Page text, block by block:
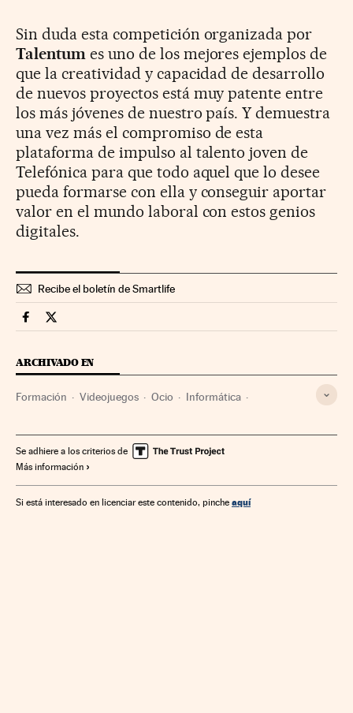
Sin duda esta competición organizada por
Talentumes uno de los mejores ejemplos de
que la creatividad y capacidad de desarrollo
de nuevos proyectos está muy patente entre
los más jóvenes de nuestro país. Y demuestra
una vez más el compromiso de esta
plataforma de impulso al talento joven de
Telefónica para que todo aquel que lo desee
pueda formarse con ella y conseguir aportar
valor en el mundo laboral con estos genios
digitales.
Recibe el boletín de Smartlife
Smartlife Cinco Días en Facebook
Smartlife Cinco Días en Twitter
ARCHIVADO EN
Formación Videojuegos Ocio Informática
Se adhiere a los criterios de
Más información
Si está interesado en licenciar este contenido, pinche aquí